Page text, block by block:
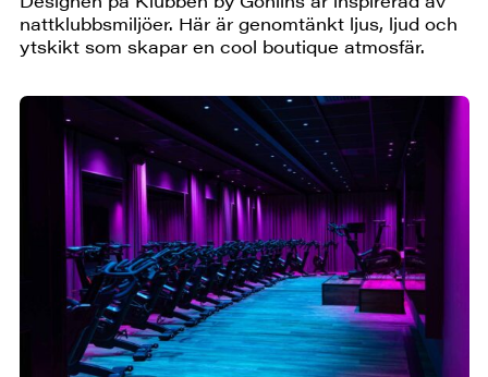
nattklubbsmiljöer. Här är genomtänkt ljus, ljud och
ytskikt som skapar en cool boutique atmosfär.